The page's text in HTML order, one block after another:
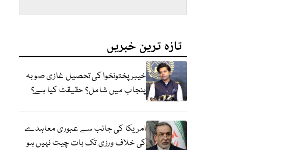
تازہ ترین خبریں
خیبر پختونخوا کی تحصیل غازی صوبہ
پنجاب میں شامل؟ حقیقت کیا ہے؟
امریکا کی جانب سے عبوری معاہدے
کی خلاف ورزی تک بات چیت نہیں ہو